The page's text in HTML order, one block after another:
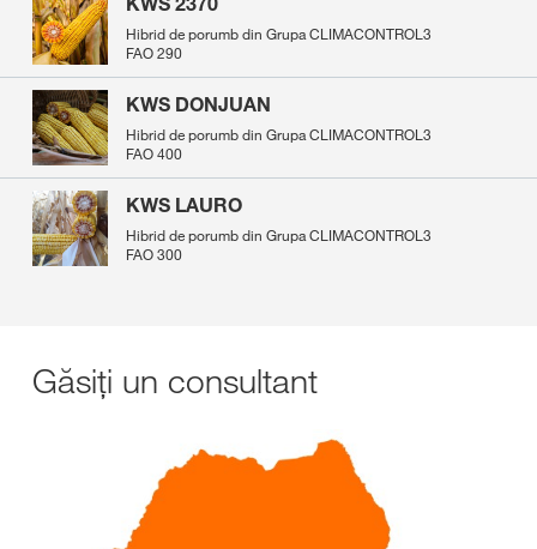
Hibrid de porumb din Grupa CLIMACONTROL3
FAO 290
KWS DONJUAN
Hibrid de porumb din Grupa CLIMACONTROL3
FAO 400
KWS LAURO
Hibrid de porumb din Grupa CLIMACONTROL3
FAO 300
Găsiți un consultant